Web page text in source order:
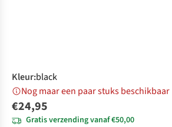
Kleur:black
Nog maar een paar stuks beschikbaar
€24,95
Gratis verzending vanaf €50,00